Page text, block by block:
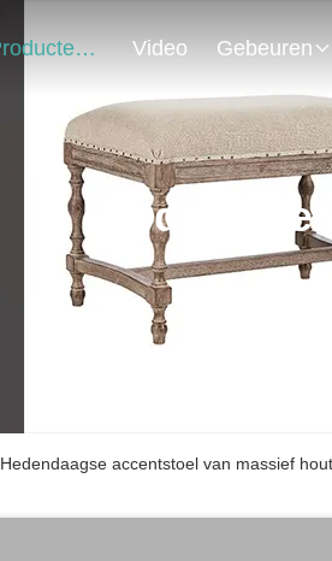
Producten Video Gebeuren
Product
Hedendaagse accentstoel van massief